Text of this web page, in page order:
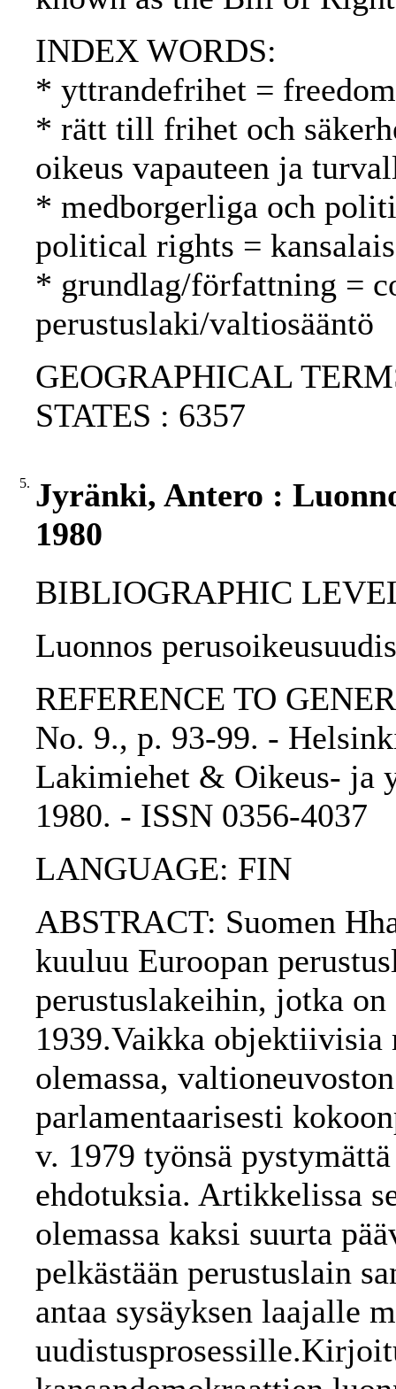
INDEX WORDS:
* yttrandefrihet =
* rätt till frihet och
oikeus vapauteen ja
* medborgerliga och
political rights =
* grundlag/författning =
perustuslaki/valtiosääntö
GEOGRAPHICAL
STATES : 6357
5. Jyränki, Antero :
1980
BIBLIOGRAPHIC
Luonnos
REFERENCE TO
No. 9., p. 93-99. -
Lakimiehet & Oikeus- ja
1980. - ISSN 0356-4037
LANGUAGE: FIN
ABSTRACT: Suomen
kuuluu Euroopan
perustuslakeihin, jotka on
1939.Vaikka objektiivisia
olemassa,
parlamentaarisesti
v. 1979 työnsä
ehdotuksia. Artikkelissa
olemassa kaksi suurta
pelkästään perustuslain
antaa sysäyksen laajalle